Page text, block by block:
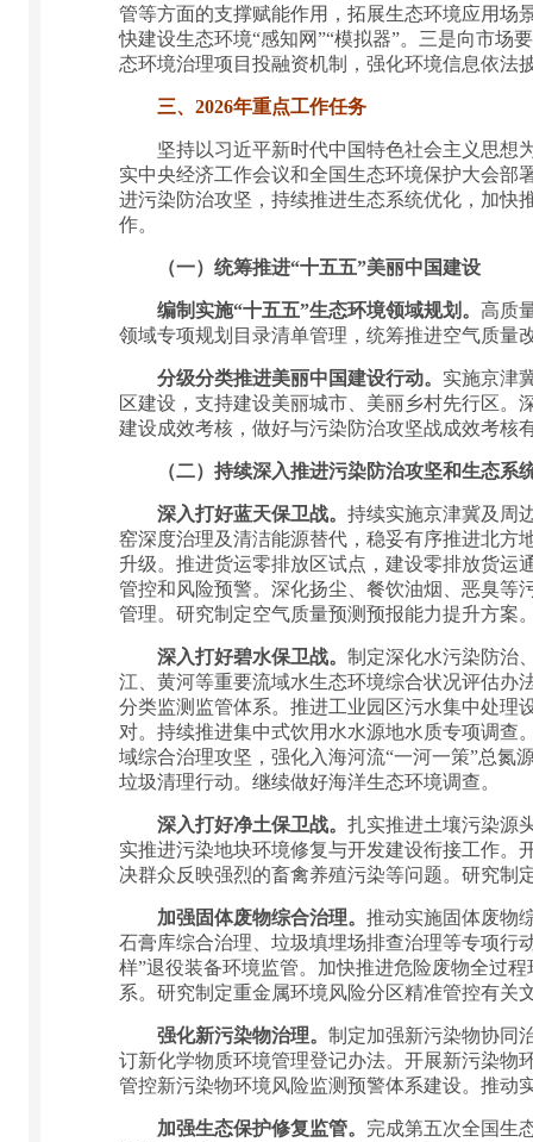
管等方面的支撑赋能作用，拓展生态环境应用场
快建设生态环境“感知网”“模拟器”。三是向市场
态环境治理项目投融资机制，强化环境信息依法
三、2026年重点工作任务
坚持以习近平新时代中国特色社会主义思想为
实中央经济工作会议和全国生态环境保护大会部
进污染防治攻坚，持续推进生态系统优化，加快
作。
（一）统筹推进“十五五”美丽中国建设
编制实施“十五五”生态环境领域规划。 高质
领域专项规划目录清单管理，统筹推进空气质量
分级分类推进美丽中国建设行动。 实施京津
区建设，支持建设美丽城市、美丽乡村先行区
建设成效考核，做好与污染防治攻坚战成效考核
（二）持续深入推进污染防治攻坚和生态系
深入打好蓝天保卫战。 持续实施京津冀及周
窑深度治理及清洁能源替代，稳妥有序推进北方
升级。推进货运零排放区试点，建设零排放货运
管控和风险预警。深化扬尘、餐饮油烟、恶臭等
管理。研究制定空气质量预测预报能力提升方案
深入打好碧水保卫战。 制定深化水污染防治
江、黄河等重要流域水生态环境综合状况评估办
分类监测监管体系。推进工业园区污水集中处理
对。持续推进集中式饮用水水源地水质专项调查
域综合治理攻坚，强化入海河流“一河一策”总氮
垃圾清理行动。继续做好海洋生态环境调查。
深入打好净土保卫战。 扎实推进土壤污染源
实推进污染地块环境修复与开发建设衔接工作。
决群众反映强烈的畜禽养殖污染等问题。研究制
加强固体废物综合治理。 推动实施固体废物
石膏库综合治理、垃圾填埋场排查治理等专项行
样”退役装备环境监管。加快推进危险废物全过
系。研究制定重金属环境风险分区精准管控有关
强化新污染物治理。 制定加强新污染物协同
订新化学物质环境管理登记办法。开展新污染物
管控新污染物环境风险监测预警体系建设。推动
加强生态保护修复监管。 完成第五次全国生